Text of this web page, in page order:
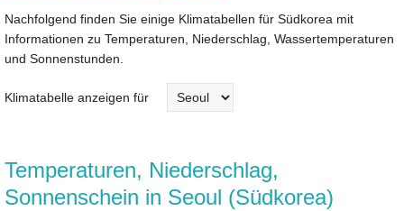
Nachfolgend finden Sie einige Klimatabellen für Südkorea mit
Informationen zu Temperaturen, Niederschlag, Wassertemperaturen
und Sonnenstunden.
Klimatabelle anzeigen für
Temperaturen, Niederschlag,
Sonnenschein in Seoul (Südkorea)